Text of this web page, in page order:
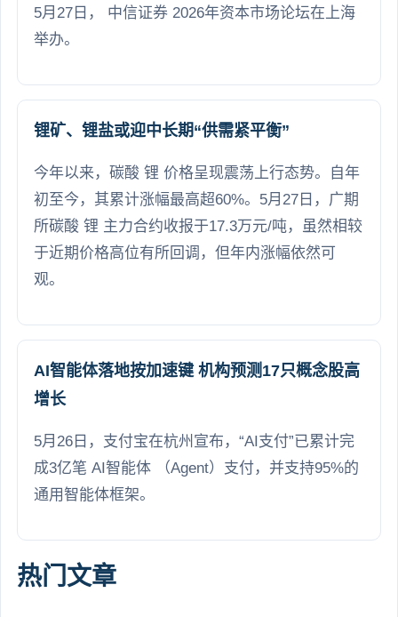
5月27日， 中信证券 2026年资本市场论坛在上海
举办。
锂矿、锂盐或迎中长期“供需紧平衡”
今年以来，碳酸 锂 价格呈现震荡上行态势。自年
初至今，其累计涨幅最高超60%。5月27日，广期
所碳酸 锂 主力合约收报于17.3万元/吨，虽然相较
于近期价格高位有所回调，但年内涨幅依然可
观。
AI智能体落地按加速键 机构预测17只概念股高
增长
5月26日，支付宝在杭州宣布，“AI支付”已累计完
成3亿笔 AI智能体 （Agent）支付，并支持95%的
通用智能体框架。
热门文章